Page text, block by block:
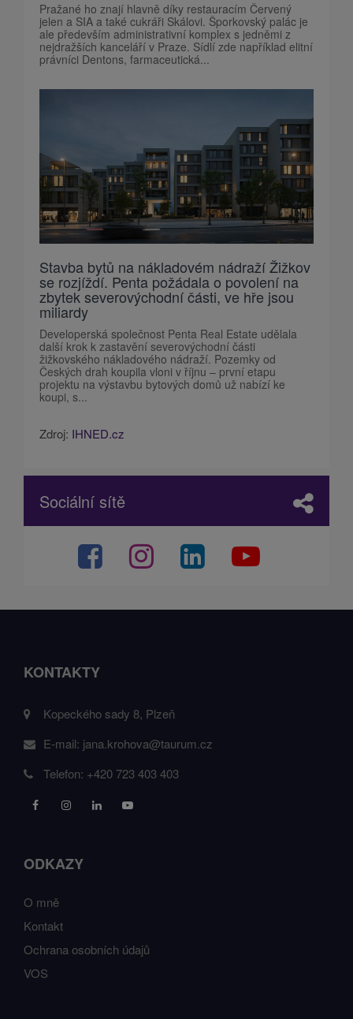
Pražané ho znají hlavně díky restauracím Červený
jelen a SIA a také cukráři Skálovi. Šporkovský palác je
ale především administrativní komplex s jedněmi z
nejdražších kanceláří v Praze. Sídlí zde například elitní
právníci Dentons, farmaceutická...
Stavba bytů na nákladovém nádraží Žižkov
se rozjíždí. Penta požádala o povolení na
zbytek severovýchodní části, ve hře jsou
miliardy
Developerská společnost Penta Real Estate udělala
další krok k zastavění severovýchodní části
žižkovského nákladového nádraží. Pozemky od
Českých drah koupila vloni v říjnu – první etapu
projektu na výstavbu bytových domů už nabízí ke
koupi, s...
Zdroj: IHNED.cz
Sociální sítě
KONTAKTY
Kopeckého sady 8, Plzeň
E-mail: jana.krohova@taurum.cz
Telefon: +420 723 403 403
ODKAZY
O mně
Kontakt
Ochrana osobních údajů
VOS